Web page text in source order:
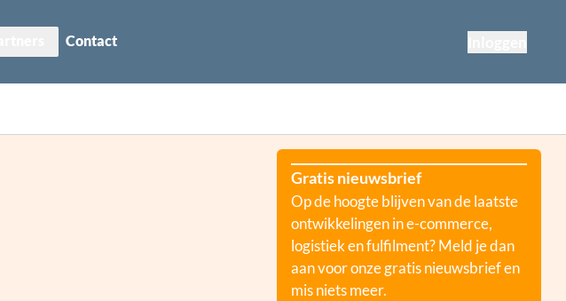
Contact
Gratis nieuwsbrief
Op de hoogte blijven van de laatste
ontwikkelingen in e-commerce,
logistiek en fulfilment? Meld je dan
aan voor onze gratis nieuwsbrief en
mis niets meer.